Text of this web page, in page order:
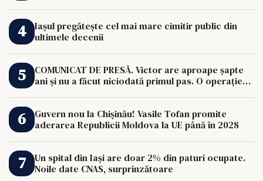
Iașul pregătește cel mai mare cimitir public din
ultimele decenii
COMUNICAT DE PRESĂ. Victor are aproape șapte
ani și nu a făcut niciodată primul pas. O operație
Guvern nou la Chișinău! Vasile Tofan promite
aderarea Republicii Moldova la UE până în 2028
Un spital din Iași are doar 2% din paturi ocupate.
Noile date CNAS, surprinzătoare